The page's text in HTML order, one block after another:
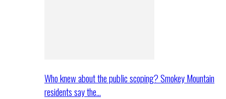
Who knew about the public scoping? Smokey Mountain
residents say the…